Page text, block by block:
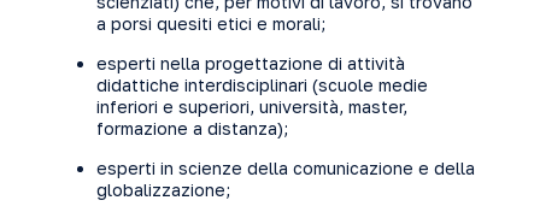
a porsi quesiti etici e morali;
esperti nella progettazione di attività
didattiche interdisciplinari (scuole medie
inferiori e superiori, università, master,
formazione a distanza);
esperti in scienze della comunicazione e della
globalizzazione;